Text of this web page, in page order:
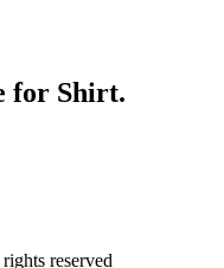
reserved
for Shirt.